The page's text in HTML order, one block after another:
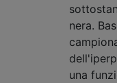
nera.
una